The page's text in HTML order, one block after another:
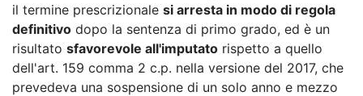
il termine prescrizionale si arresta in modo di regola
definitivo dopo la sentenza di primo grado, ed è un
risultato sfavorevole all'imputato rispetto a quello
dell'art. 159 comma 2 c.p. nella versione del 2017, che
prevedeva una sospensione di un solo anno e mezzo